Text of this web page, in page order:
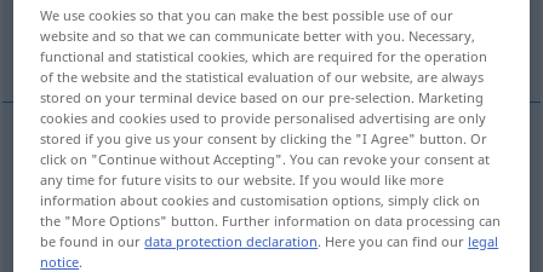
waagerechte Reihe
Rangm rankclass
Schichtf rankclass
We use cookies so that you can make the best possible use of our
website and so that we can communicate better with you. Necessary,
functional and statistical cookies, which are required for the operation
of the website and the statistical evaluation of our website, are always
stored on your terminal device based on our pre-selection. Marketing
cookies and cookies used to provide personalised advertising are only
stored if you give us your consent by clicking the "I Agree" button. Or
click on "Continue without Accepting". You can revoke your consent at
any time for future visits to our website. If you would like more
information about cookies and customisation options, simply click on
the "More Options" button. Further information on data processing can
be found in ourdata protection declaration. Here you can find our legal
notice.